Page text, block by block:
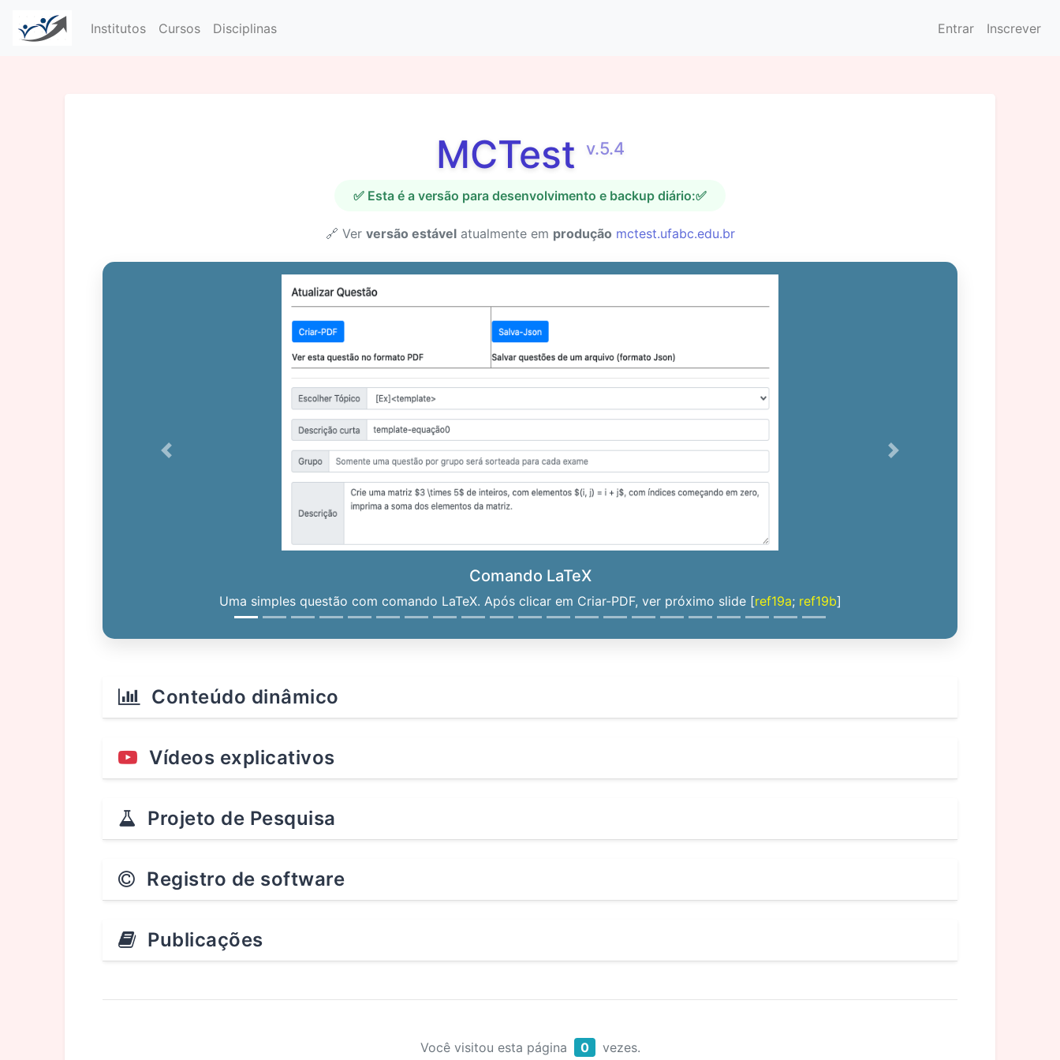
Institutos Cursos Disciplinas Entrar Inscrever
MCTest v.5.4
✅ Esta é a versão para desenvolvimento e backup diário:✅
🔗 Ver versão estávelatualmente em produção mctest.ufabc.edu.br
Comando LaTeX
Uma simples questão com comando LaTeX. Após clicar em Criar-PDF, ver próximo slide [ref19a; ref19b]
Previous Next
Conteúdo dinâmico
Vídeos explicativos
Projeto de Pesquisa
Registro de software
Publicações
Você visitou esta página 0 vezes.